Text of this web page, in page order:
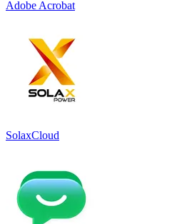
Adobe Acrobat
SolaxCloud